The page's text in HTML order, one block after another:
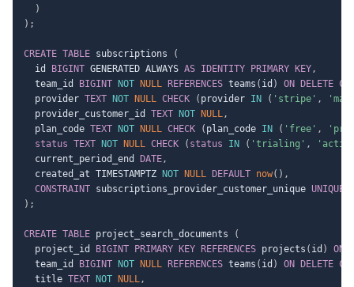
)
) ;
CREATE TABLE subscriptions
(
  id
BIGINT GENERATED ALWAYS AS IDENTITY PRIMARY KEY,
  team_id
BIGINT NOT NULL REFERENCES teams ( id ) ON DELETE
  provider
TEXT NOT NULL CHECK ( provider IN ( 'stripe' ,
  provider_customer_id
TEXT NOT NULL,
  plan_code
TEXT NOT NULL CHECK ( plan_code IN ( 'free' ,
status TEXT NOT NULL CHECK ( status IN ( 'trialing' ,
  current_period_end
DATE,
  created_at TIMESTAMPTZ
NOT NULL DEFAULT now( ) ,
CONSTRAINT subscriptions_provider_customer_unique UNIQUE
) ;
CREATE TABLE project_search_documents
(
  project_id
BIGINT PRIMARY KEY REFERENCES projects ( id ) ON
  team_id
BIGINT NOT NULL REFERENCES teams ( id ) ON DELETE
  title
TEXT NOT NULL,